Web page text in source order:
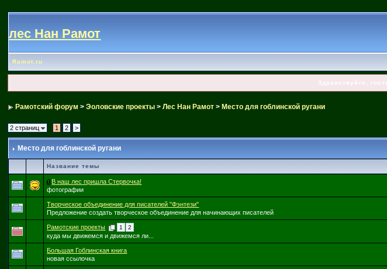
лес Нан Рамот
Ramot.ru
Здравствуйте, гость
Рамотский форум >Эоловские проекты >Лес Нан Рамот > Место для гоблинской ругани
2 страниц 1 2 >
Место для гоблинской ругани
Название темы
В наш лес пришла Стервочка!
фотографии
Творческое объединение для писателей "Фэнтези"
Предложение создать творческое объединение для начинающих писателей
Рамотские проекты 1 2
куда мы движемся и движемся ли...
Большая Гоблинская книга
новая ссылочка